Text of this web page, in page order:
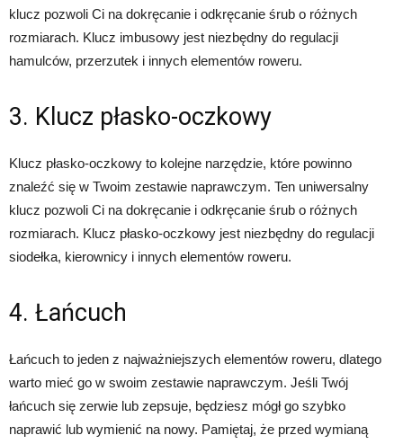
klucz pozwoli Ci na dokręcanie i odkręcanie śrub o różnych
rozmiarach. Klucz imbusowy jest niezbędny do regulacji
hamulców, przerzutek i innych elementów roweru.
3. Klucz płasko-oczkowy
Klucz płasko-oczkowy to kolejne narzędzie, które powinno
znaleźć się w Twoim zestawie naprawczym. Ten uniwersalny
klucz pozwoli Ci na dokręcanie i odkręcanie śrub o różnych
rozmiarach. Klucz płasko-oczkowy jest niezbędny do regulacji
siodełka, kierownicy i innych elementów roweru.
4. Łańcuch
Łańcuch to jeden z najważniejszych elementów roweru, dlatego
warto mieć go w swoim zestawie naprawczym. Jeśli Twój
łańcuch się zerwie lub zepsuje, będziesz mógł go szybko
naprawić lub wymienić na nowy. Pamiętaj, że przed wymianą